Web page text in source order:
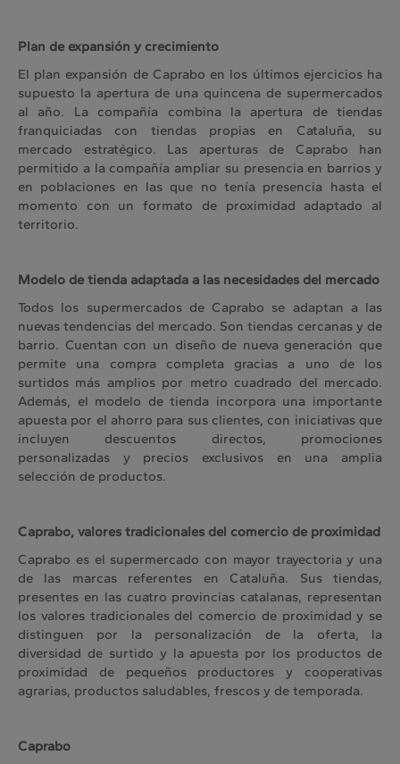
Plan de expansión y crecimiento
El plan expansión de Caprabo en los últimos ejercicios ha
supuesto la apertura de una quincena de supermercados
al año. La compañía combina la apertura de tiendas
franquiciadas con tiendas propias en Cataluña, su
mercado estratégico. Las aperturas de Caprabo han
permitido a la compañía ampliar su presencia en barrios y
en poblaciones en las que no tenía presencia hasta el
momento con un formato de proximidad adaptado al
territorio.
Modelo de tienda adaptada a las necesidades del mercado
Todos los supermercados de Caprabo se adaptan a las
nuevas tendencias del mercado. Son tiendas cercanas y de
barrio. Cuentan con un diseño de nueva generación que
permite una compra completa gracias a uno de los
surtidos más amplios por metro cuadrado del mercado.
Además, el modelo de tienda incorpora una importante
apuesta por el ahorro para sus clientes, con iniciativas que
incluyen descuentos directos, promociones
personalizadas y precios exclusivos en una amplia
selección de productos.
Caprabo, valores tradicionales del comercio de proximidad
Caprabo es el supermercado con mayor trayectoria y una
de las marcas referentes en Cataluña. Sus tiendas,
presentes en las cuatro provincias catalanas, representan
los valores tradicionales del comercio de proximidad y se
distinguen por la personalización de la oferta, la
diversidad de surtido y la apuesta por los productos de
proximidad de pequeños productores y cooperativas
agrarias, productos saludables, frescos y de temporada.
Caprabo